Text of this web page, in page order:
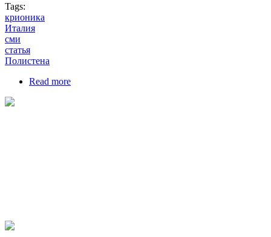
Tags:
крионика
Италия
сми
статья
Полистена
Read more